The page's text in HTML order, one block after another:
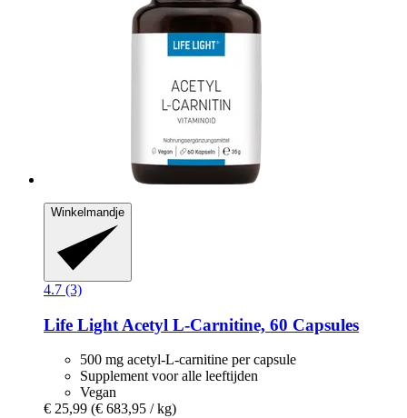
Winkelmandje
4.7 (3)
Life Light Acetyl L-​Carnitine, 60 Capsules
500 mg acetyl-L-carnitine per capsule
Supplement voor alle leeftijden
Vegan
€ 25,99 (€ 683,95 / kg)